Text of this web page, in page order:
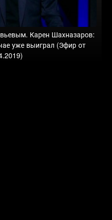
Карен Шахназаров:
уже выиграл (Эфир от